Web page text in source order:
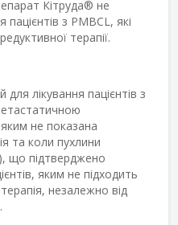
Кітруда® не
з PMBCL, які
терапії.
для лікування пацієнтів з
не показана
та коли пухлини
що підтверджено
яким не підходить
незалежно від